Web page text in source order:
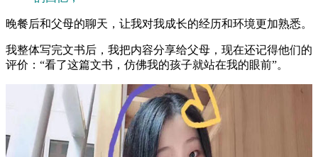
晚餐后和父母的聊天，让我对我成长的经历和环境更加熟悉。
我整体写完文书后，我把内容分享给父母，现在还记得他们的
评价：“看了这篇文书，仿佛我的孩子就站在我的眼前”。